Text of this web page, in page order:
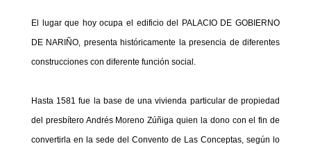
El lugar que hoy ocupa el edificio del PALACIO DE GOBIERNO
DE NARIÑO, presenta históricamente la presencia de diferentes
construcciones con diferente función social.
Hasta 1581 fue la base de una vivienda particular de propiedad
del presbítero Andrés Moreno Zúñiga quien la dono con el fin de
convertirla en la sede del Convento de Las Conceptas, según lo